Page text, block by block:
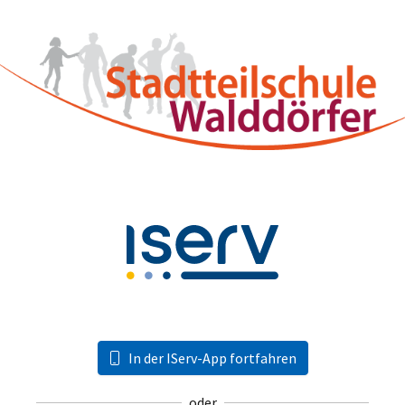
In der IServ-App fortfahren